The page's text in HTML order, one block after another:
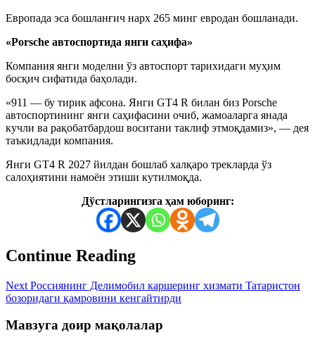
Европада эса бошланғич нарх 265 минг евродан бошланади.
«Porsche автоспортида янги саҳифа»
Компания янги моделни ўз автоспорт тарихидаги муҳим
босқич сифатида баҳолади.
«911 — бу тирик афсона. Янги GT4 R билан биз Porsche
автоспортининг янги саҳифасини очиб, жамоаларга янада
кучли ва рақобатбардош воситани таклиф этмоқдамиз», — дея
таъкидлади компания.
Янги GT4 R 2027 йилдан бошлаб халқаро трекларда ўз
салоҳиятини намоён этиши кутилмоқда.
Дўстларингизга ҳам юборинг:
Continue Reading
Next Россиянинг Делимобил каршеринг хизмати Taтaристон
бозоридаги қамровини кенгайтирди
Мавзуга доир мақолалар